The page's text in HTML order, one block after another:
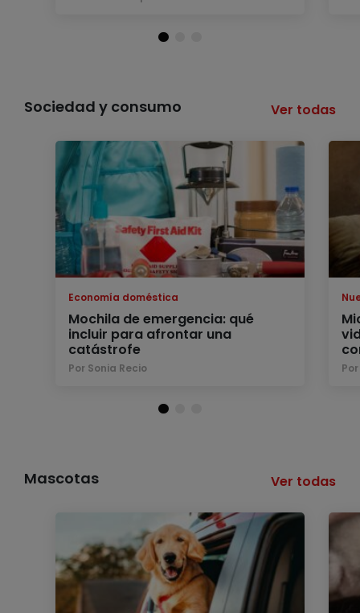
Sociedad y consumo Ver todas
Economía doméstica
Mochila de emergencia: qué
incluir para afrontar una
catástrofe
Por Sonia Recio
Mascotas Ver todas